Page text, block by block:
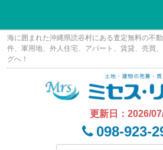
Skip
content
海に囲まれた沖縄県読谷村にある査定無料の不
件、軍用地、外人住宅、アパート、賃貸、売買
グへ！
更新日：2026/
098-923-